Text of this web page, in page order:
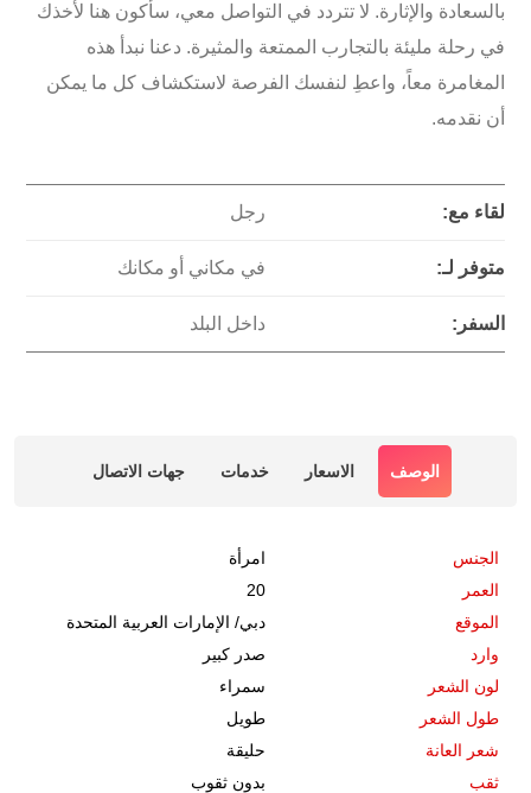
بالسعادة والإثارة. لا تتردد في التواصل معي، سأكون هنا لأخذك
في رحلة مليئة بالتجارب الممتعة والمثيرة. دعنا نبدأ هذه
المغامرة معاً، واعطِ لنفسك الفرصة لاستكشاف كل ما يمكن
أن نقدمه.
لقاء مع: رجل
متوفر لـ: في مكاني أو مكانك
السفر: داخل البلد
الوصف الاسعار خدمات جهات الاتصال
الجنس
امرأة
العمر
20
الموقع
دبي/ الإمارات العربية المتحدة
وارد
صدر كبير
لون الشعر
سمراء
طول الشعر
طويل
شعر العانة
حليقة
ثقب
بدون ثقوب